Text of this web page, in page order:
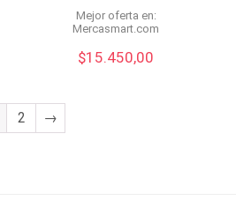
Mejor oferta en:
mercasmart.com
$15.450,00
2 →